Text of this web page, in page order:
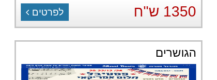
1350 ש"ח לפרטים
הגושרים